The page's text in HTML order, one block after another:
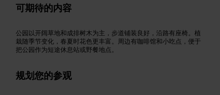
可期待的内容
公园以开阔草地和成排树木为主，步道铺装良好，沿路有座椅。植
栽随季节变化，春夏时花色更丰富。周边有咖啡馆和小吃点，便于
把公园作为短途休息站或野餐地点。
规划您的参观